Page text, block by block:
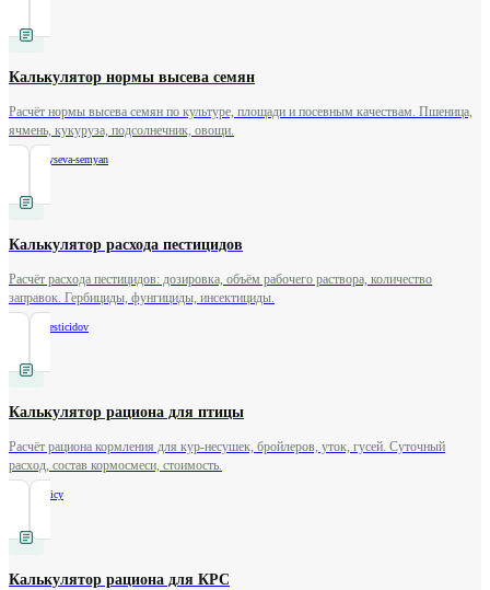
Калькулятор нормы высева семян
Расчёт нормы высева семян по культуре, площади и посевным качествам. Пшеница,
ячмень, кукуруза, подсолнечник, овощи.
norma-vyseva-semyan
Калькулятор расхода пестицидов
Расчёт расхода пестицидов: дозировка, объём рабочего раствора, количество
заправок. Гербициды, фунгициды, инсектициды.
rashod-pesticidov
Калькулятор рациона для птицы
Расчёт рациона кормления для кур-несушек, бройлеров, уток, гусей. Суточный
расход, состав кормосмеси, стоимость.
racion-pticy
Калькулятор рациона для КРС